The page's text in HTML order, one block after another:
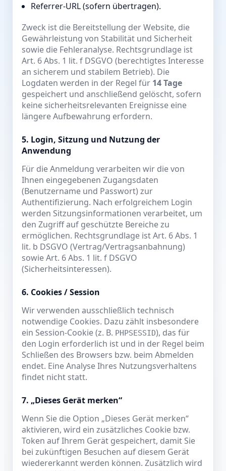
Referrer-URL (sofern übertragen).
Zweck ist die Bereitstellung der Website, die
Gewährleistung von Stabilität und Sicherheit
sowie die Fehleranalyse. Rechtsgrundlage ist
Art. 6 Abs. 1 lit. f DSGVO (berechtigtes Interesse
an sicherem und stabilem Betrieb). Die
Logdaten werden in der Regel für 14 Tage
gespeichert und anschließend gelöscht, sofern
keine sicherheitsrelevanten Ereignisse eine
längere Aufbewahrung erfordern.
5. Login, Sitzung und Nutzung der
Anwendung
Für die Anmeldung verarbeiten wir die von
Ihnen eingegebenen Zugangsdaten
(Benutzername und Passwort) zur
Authentifizierung. Nach erfolgreichem Login
werden Sitzungsinformationen verarbeitet, um
den Zugriff auf geschützte Bereiche zu
ermöglichen. Rechtsgrundlage ist Art. 6 Abs. 1
lit. b DSGVO (Vertrag/Vertragsanbahnung)
sowie Art. 6 Abs. 1 lit. f DSGVO
(Sicherheitsinteressen).
6. Cookies / Session
Wir verwenden ausschließlich technisch
notwendige Cookies. Dazu zählt insbesondere
ein Session-Cookie (z. B. PHPSESSID), das für
den Login erforderlich ist und in der Regel beim
Schließen des Browsers bzw. beim Abmelden
endet. Eine Analyse Ihres Nutzungsverhaltens
findet nicht statt.
7. „Dieses Gerät merken“
Wenn Sie die Option „Dieses Gerät merken“
aktivieren, wird ein zusätzliches Cookie bzw.
Token auf Ihrem Gerät gespeichert, damit Sie
bei zukünftigen Besuchen auf diesem Gerät
wiedererkannt werden können. Zusätzlich wird